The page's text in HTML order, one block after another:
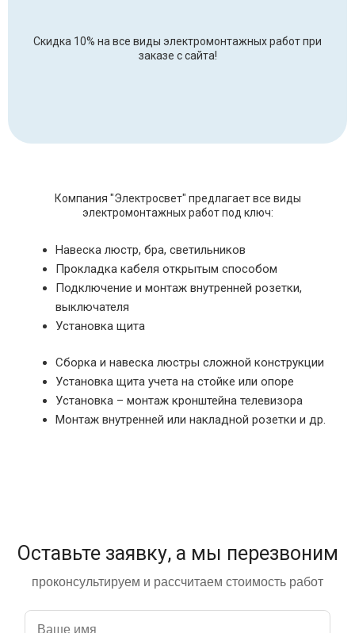
Скидка 10% на все виды электромонтажных работ при
заказе с сайта!
Компания "Электросвет" предлагает все виды
электромонтажных работ под ключ:
Навеска люстр, бра, светильников
Прокладка кабеля открытым способом
Подключение и монтаж внутренней розетки,
выключателя
Установка щита
Сборка и навеска люстры сложной конструкции
Установка щита учета на стойке или опоре
Установка – монтаж кронштейна телевизора
Монтаж внутренней или накладной розетки и др.
Оставьте заявку, а мы перезвоним
проконсультируем и рассчитаем стоимость работ